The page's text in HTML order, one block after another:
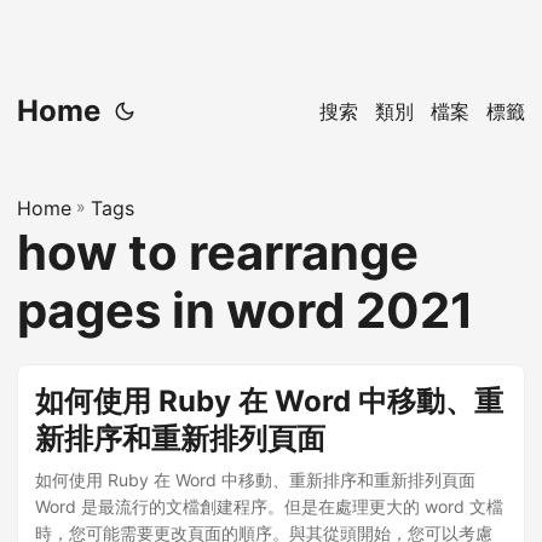
Home 搜索 類別 檔案 標籤
Home » Tags
how to rearrange
pages in word 2021
如何使用 Ruby 在 Word 中移動、重
新排序和重新排列頁面
如何使用 Ruby 在 Word 中移動、重新排序和重新排列頁面
Word 是最流行的文檔創建程序。但是在處理更大的 word 文檔
時，您可能需要更改頁面的順序。與其從頭開始，您可以考慮